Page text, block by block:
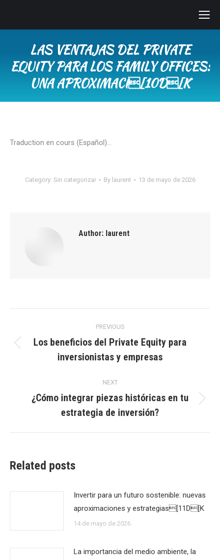
LAS VENTAJAS DEL PRIVATE
EQUITY PARA LOS FAMILY OFFICES:
UNA APROXIMACI[10D[K
Traduction en cours (Español)…
Category: Sin categorizar By laurent 13 de mayo de 2026
Author: laurent
navigation
PREVIOUS
post:
Los beneficios del Private Equity para
inversionistas y empresas
NEXT
post:
¿Cómo integrar piezas históricas en tu
estrategia de inversión?
Related posts
Invertir para un futuro sostenible: nuevas
aproximaciones y estrategias[11D[K
14 de mayo de 2026
La importancia del medio ambiente, la